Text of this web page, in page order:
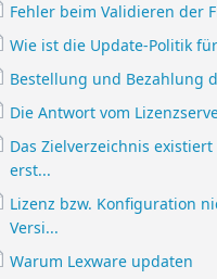
Fehler beim Validieren der
Wie ist die Update-Politik
Bestellung und Bezahlung
Die Antwort vom
Das Zielverzeichnis
erst...
Lizenz bzw. Konfiguration
Versi...
Warum Lexware updaten